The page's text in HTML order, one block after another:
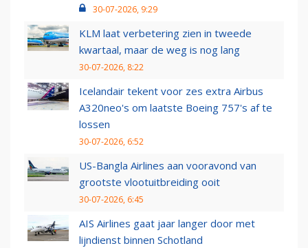
30-07-2026, 9:29
KLM laat verbetering zien in tweede
kwartaal, maar de weg is nog lang
30-07-2026, 8:22
Icelandair tekent voor zes extra Airbus
A320neo's om laatste Boeing 757's af te
lossen
30-07-2026, 6:52
US-Bangla Airlines aan vooravond van
grootste vlootuitbreiding ooit
30-07-2026, 6:45
AIS Airlines gaat jaar langer door met
lijndienst binnen Schotland